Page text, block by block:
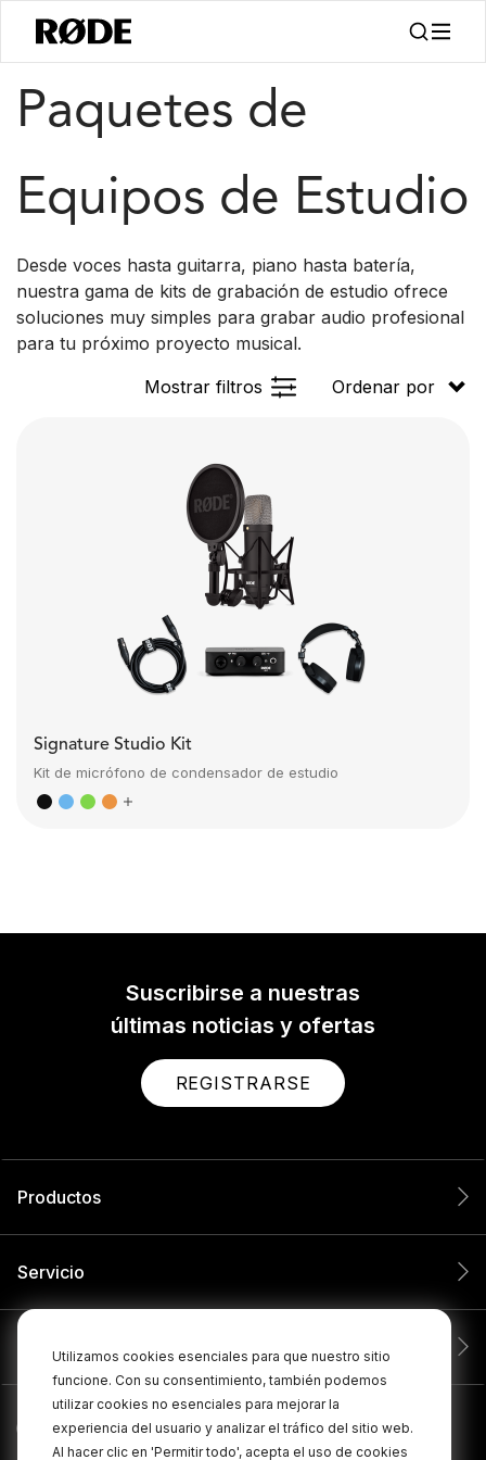
Utilizamos cookies esenciales para que nuestro sitio
funcione. Con su consentimiento, también podemos
utilizar cookies no esenciales para mejorar la
experiencia del usuario y analizar el tráfico del sitio web.
Al hacer clic en 'Permitir todo', acepta el uso de cookies
Productos / Kits
Paquetes de
Equipos de Estudio
Desde voces hasta guitarra, piano hasta batería,
nuestra gama de kits de grabación de estudio ofrece
soluciones muy simples para grabar audio profesional
para tu próximo proyecto musical.
Mostrar filtros
Ordenar por
Signature Studio Kit
Kit de micrófono de condensador de estudio
Suscribirse a nuestras
últimas noticias y ofertas
REGISTRARSE
Productos
Servicio
Compañía